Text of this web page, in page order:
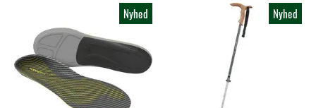
Nyhed Nyhed